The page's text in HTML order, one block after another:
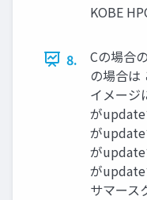
KOBE
8.
Cの場合
の場合は
イメージ
がupdate
がupdate
がupdate
がupdate
サマース